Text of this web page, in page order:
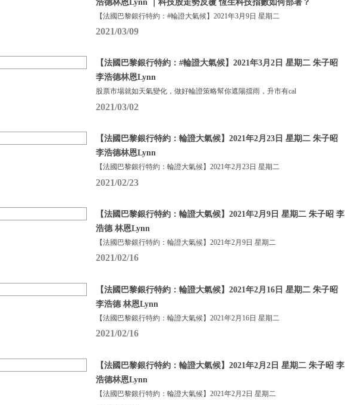
浩德林恩Lynn ｜科技股走勢反覆 恆生科技指數如何部署？
【法國巴黎銀行特約：#輪證大氣候】2021年3月9日 星期二
2021/03/09
【法國巴黎銀行特約：#輪證大氣候】2021年3月2日 星期二 朱子昭
李浩德林恩Lynn
股票市場就如天氣變化，做好輪證策略幫你遮陽擋雨，升市有cal
2021/03/02
【法國巴黎銀行特約：輪證大氣候】2021年2月23日 星期二 朱子昭
李浩德林恩Lynn
【法國巴黎銀行特約：輪證大氣候】2021年2月23日 星期二
2021/02/23
【法國巴黎銀行特約：輪證大氣候】2021年2月9日 星期二 朱子昭 李
浩德 林恩Lynn
【法國巴黎銀行特約：輪證大氣候】2021年2月9日 星期二
2021/02/16
【法國巴黎銀行特約：輪證大氣候】2021年2月16日 星期二 朱子昭
李浩德 林恩Lynn
【法國巴黎銀行特約：輪證大氣候】2021年2月16日 星期二
2021/02/16
【法國巴黎銀行特約：輪證大氣候】2021年2月2日 星期二 朱子昭 李
浩德林恩Lynn
【法國巴黎銀行特約：輪證大氣候】2021年2月2日 星期二